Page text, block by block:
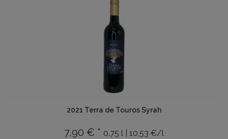
2021 Terra de Touros Syrah
7,90 € * 0.75 l | 10,53 €/l